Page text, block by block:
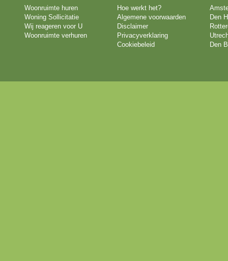
Woonruimte huren
Woning Sollicitatie
Wij reageren voor U
Woonruimte verhuren
Hoe werkt het?
Algemene voorwaarden
Disclaimer
Privacyverklaring
Cookiebeleid
Den
Den